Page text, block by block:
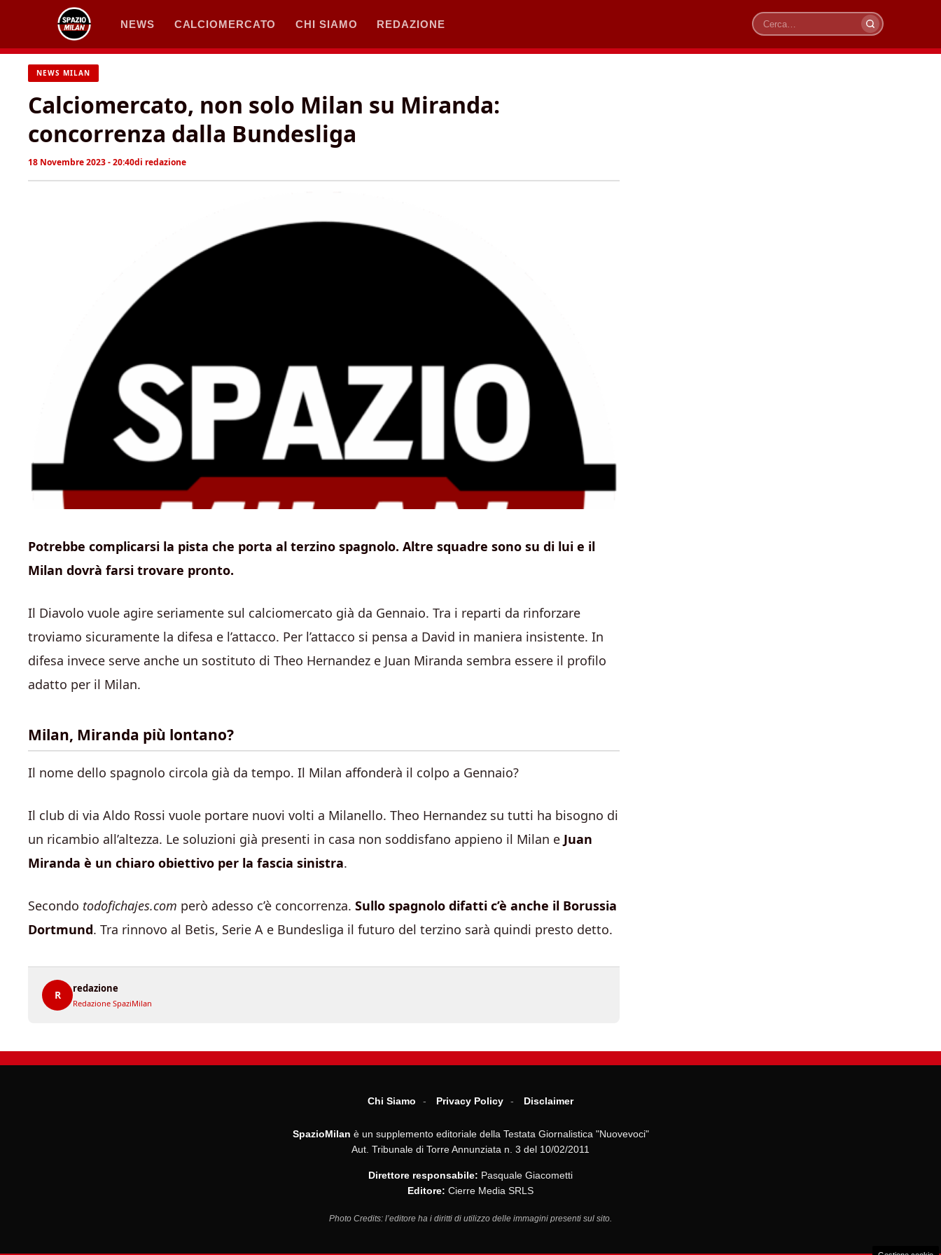
contenuto
NEWS CALCIOMERCATO CHI SIAMO REDAZIONE
Cerca
NEWS MILAN
Calciomercato, non solo Milan su Miranda:
concorrenza dalla Bundesliga
18 Novembre 2023 - 20:40di redazione
Potrebbe complicarsi la pista che porta al terzino spagnolo. Altre squadre sono su di lui e il
Milan dovrà farsi trovare pronto.
Il Diavolo vuole agire seriamente sul calciomercato già da Gennaio. Tra i reparti da rinforzare
troviamo sicuramente la difesa e l’attacco. Per l’attacco si pensa a David in maniera insistente. In
difesa invece serve anche un sostituto di Theo Hernandez e Juan Miranda sembra essere il profilo
adatto per il Milan.
Milan, Miranda più lontano?
Il nome dello spagnolo circola già da tempo. Il Milan affonderà il colpo a Gennaio?
Il club di via Aldo Rossi vuole portare nuovi volti a Milanello. Theo Hernandez su tutti ha bisogno di
un ricambio all’altezza. Le soluzioni già presenti in casa non soddisfano appieno il Milan e Juan
Miranda è un chiaro obiettivo per la fascia sinistra.
Secondo todofichajes.com però adesso c’è concorrenza. Sullo spagnolo difatti c’è anche il Borussia
Dortmund. Tra rinnovo al Betis, Serie A e Bundesliga il futuro del terzino sarà quindi presto detto.
R
redazione
Redazione SpaziMilan
Chi Siamo Privacy Policy Disclaimer
SpazioMilan è un supplemento editoriale della Testata Giornalistica "Nuovevoci"
Aut. Tribunale di Torre Annunziata n. 3 del 10/02/2011
Direttore responsabile: Pasquale Giacometti
Editore: Cierre Media SRLS
Photo Credits: l’editore ha i diritti di utilizzo delle immagini presenti sul sito.